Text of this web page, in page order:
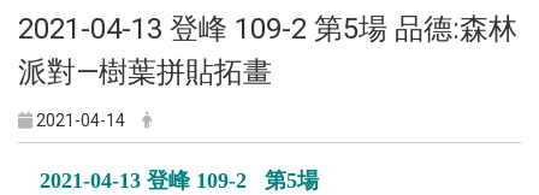
2021-04-13 登峰 109-2 第5場 品德:森林
派對—樹葉拼貼拓畫
2021-04-14
2021-04-13 登峰 109-2 第5場